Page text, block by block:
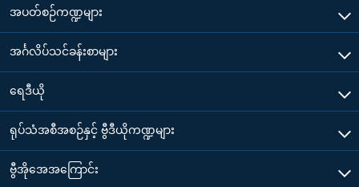
အပတ်စဉ်ကဏ္ဍများ
အင်္ဂလိပ်သင်ခန်းစာများ
ရေဒီယို
ရုပ်သံအစီအစဉ်နှင့် ဗွီဒီယိုကဏ္ဍများ
ဗွီအိုအေအကြောင်း